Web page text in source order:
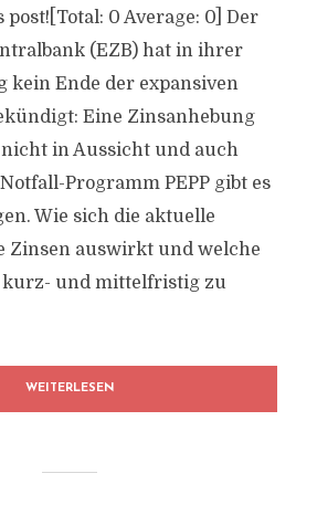
0 Average: 0] Der
(EZB) hat in ihrer
kein Ende der expansiven
Eine Zinsanhebung
in Aussicht und auch
Programm PEPP gibt es
Wie sich die aktuelle
Zinsen auswirkt und welche
und mittelfristig zu
WEITERLESEN